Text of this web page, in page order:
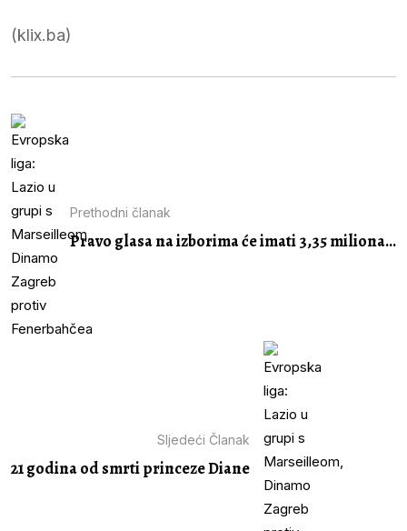
(klix.ba)
Prethodni članak
Pravo glasa na izborima će imati 3,35 miliona...
Sljedeći Članak
21 godina od smrti princeze Diane